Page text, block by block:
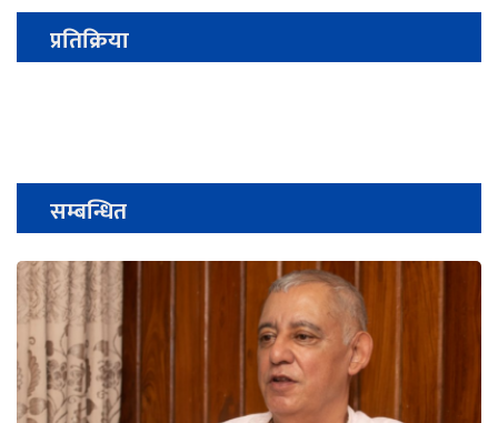
प्रतिक्रिया
सम्बन्धित